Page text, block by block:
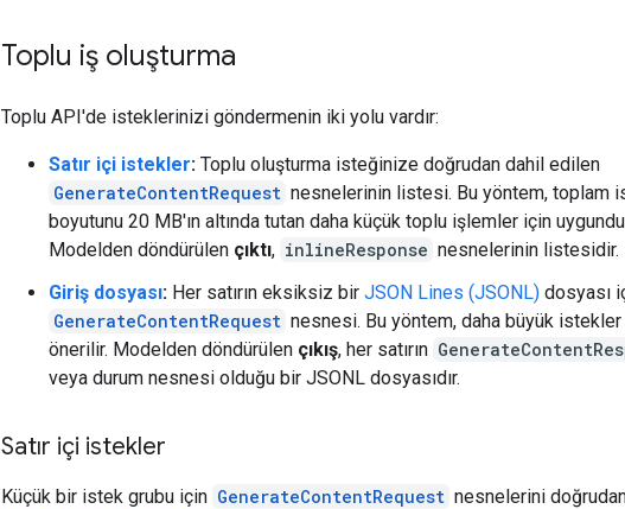
Toplu iş oluşturma
Toplu API'de isteklerinizi göndermenin iki yolu vardır:
Satır içi istekler: Toplu oluşturma isteğinize doğrudan dahil edilen
GenerateContentRequest nesnelerinin listesi. Bu yöntem, toplam
boyutunu 20 MB'ın altında tutan daha küçük toplu işlemler için
Modelden döndürülen çıktı, inlineResponse nesnelerinin listesidir.
Giriş dosyası: Her satırın eksiksiz bir JSON Lines (JSONL) dosyası
GenerateContentRequest nesnesi. Bu yöntem, daha büyük
önerilir. Modelden döndürülen çıkış, her satırın
veya durum nesnesi olduğu bir JSONL dosyasıdır.
Satır içi istekler
Küçük bir istek grubu için GenerateContentRequest nesnelerini